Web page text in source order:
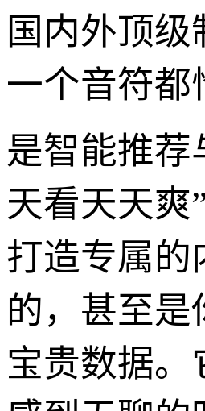
国内外顶
一个音符都
是智能推荐
天看天天
打造专属的
的，甚至
宝贵数据